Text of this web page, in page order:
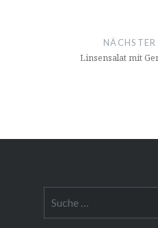
Linsensalat mit
nach: